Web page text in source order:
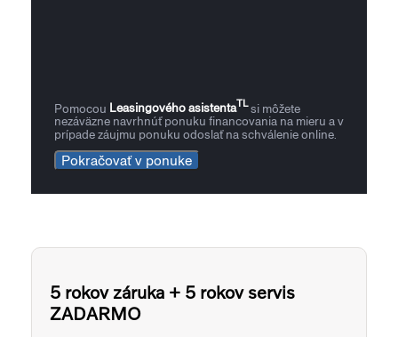
Pomocou Leasingového asistentaTLsi môžete
nezáväzne navrhnúť ponuku financovania na mieru a v
prípade záujmu ponuku odoslať na schválenie online.
Pokračovať v ponuke
5 rokov záruka + 5 rokov servis
ZADARMO